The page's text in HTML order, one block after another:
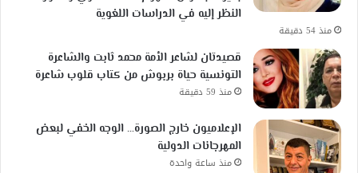
النظر إليه في الدراسات اللغوية
منذ 54 دقيقة
قصيدتان لشاعر الأمة محمد ثابت والشاعرة
التونسية حياة بربوش من كتاب قلوب شاعرة
منذ 59 دقيقة
الإعلاميون خارج الصورة… الوجه الخفي لبعض
المهرجانات الدولية
منذ ساعة واحدة